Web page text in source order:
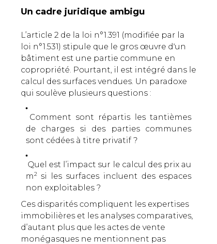
Un cadre juridique ambigu
L’article 2 de la loi n°1.391 (modifiée par la
loi n°1.531) stipule que le gros œuvre d'un
bâtiment est une partie commune en
copropriété. Pourtant, il est intégré dans le
calcul des surfaces vendues. Un paradoxe
qui soulève plusieurs questions :
Comment sont répartis les tantièmes
de charges si des parties communes
sont cédées à titre privatif ?
Quel est l’impact sur le calcul des prix au
m2si les surfaces incluent des espaces
non exploitables ?
Ces disparités compliquent les expertises
immobilières et les analyses comparatives,
d’autant plus que les actes de vente
monégasques ne mentionnent pas